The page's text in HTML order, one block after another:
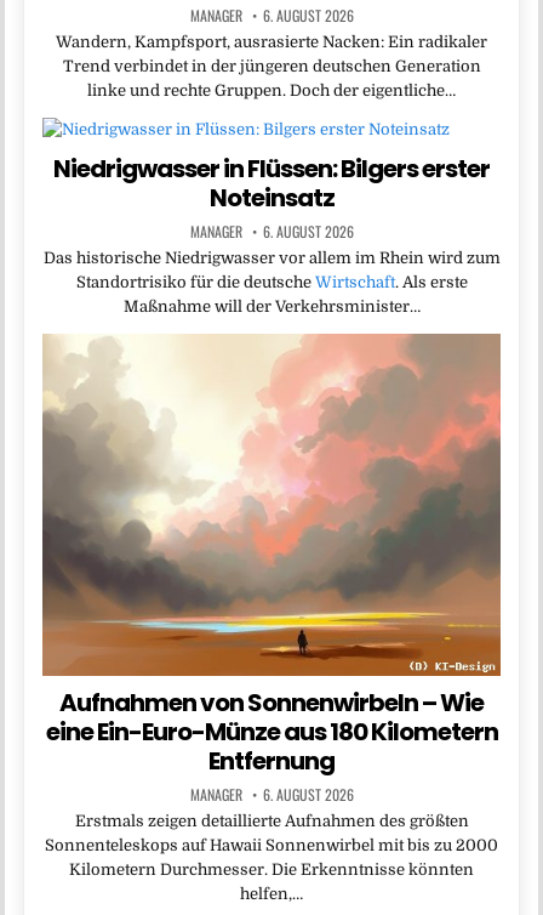
MANAGER 6. AUGUST 2026
Wandern, Kampfsport, ausrasierte Nacken: Ein radikaler
Trend verbindet in der jüngeren deutschen Generation
linke und rechte Gruppen. Doch der eigentliche…
Niedrigwasser in Flüssen: Bilgers erster
Noteinsatz
MANAGER 6. AUGUST 2026
Das historische Niedrigwasser vor allem im Rhein wird zum
Standortrisiko für die deutsche Wirtschaft. Als erste
Maßnahme will der Verkehrsminister…
Aufnahmen von Sonnenwirbeln – Wie
eine Ein-Euro-Münze aus 180 Kilometern
Entfernung
MANAGER 6. AUGUST 2026
Erstmals zeigen detaillierte Aufnahmen des größten
Sonnenteleskops auf Hawaii Sonnenwirbel mit bis zu 2000
Kilometern Durchmesser. Die Erkenntnisse könnten
helfen,…